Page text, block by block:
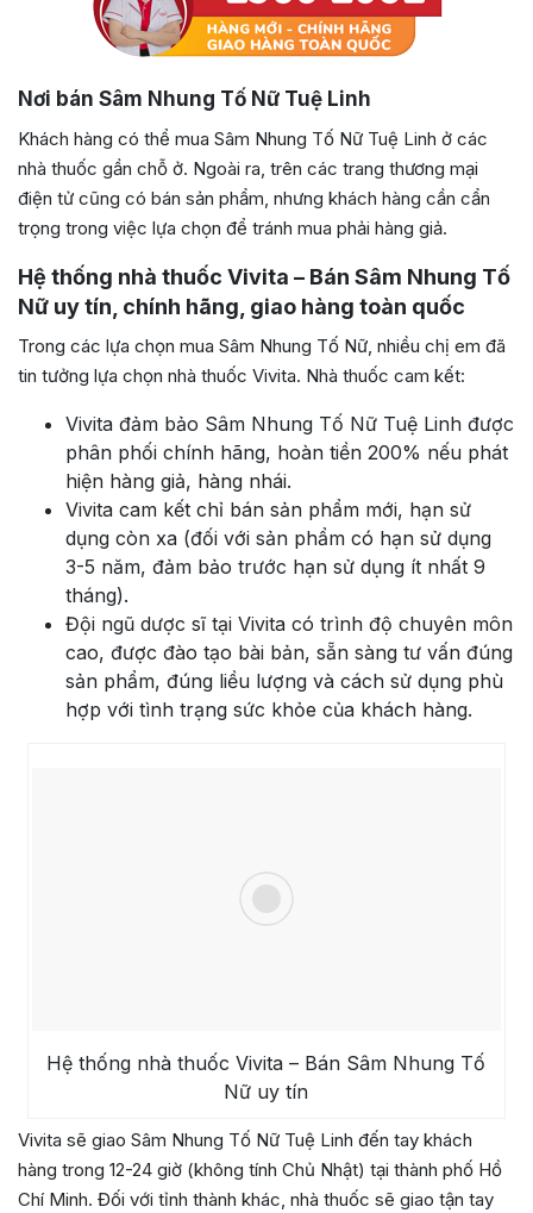
Nơi bán Sâm Nhung Tố Nữ Tuệ Linh
Khách hàng có thể mua Sâm Nhung Tố Nữ Tuệ Linh ở các
nhà thuốc gần chỗ ở. Ngoài ra, trên các trang thương mại
điện tử cũng có bán sản phẩm, nhưng khách hàng cần cẩn
trọng trong việc lựa chọn để tránh mua phải hàng giả.
Hệ thống nhà thuốc Vivita – Bán Sâm Nhung Tố
Nữ uy tín, chính hãng, giao hàng toàn quốc
Trong các lựa chọn mua Sâm Nhung Tố Nữ, nhiều chị em đã
tin tưởng lựa chọn nhà thuốc Vivita. Nhà thuốc cam kết:
Vivita đảm bảo Sâm Nhung Tố Nữ Tuệ Linh được
phân phối chính hãng, hoàn tiền 200% nếu phát
hiện hàng giả, hàng nhái.
Vivita cam kết chỉ bán sản phẩm mới, hạn sử
dụng còn xa (đối với sản phẩm có hạn sử dụng
3-5 năm, đảm bảo trước hạn sử dụng ít nhất 9
tháng).
Đội ngũ dược sĩ tại Vivita có trình độ chuyên môn
cao, được đào tạo bài bản, sẵn sàng tư vấn đúng
sản phẩm, đúng liều lượng và cách sử dụng phù
hợp với tình trạng sức khỏe của khách hàng.
Hệ thống nhà thuốc Vivita – Bán Sâm Nhung Tố
Nữ uy tín
Vivita sẽ giao Sâm Nhung Tố Nữ Tuệ Linh đến tay khách
hàng trong 12-24 giờ (không tính Chủ Nhật) tại thành phố Hồ
Chí Minh. Đối với tỉnh thành khác, nhà thuốc sẽ giao tận tay